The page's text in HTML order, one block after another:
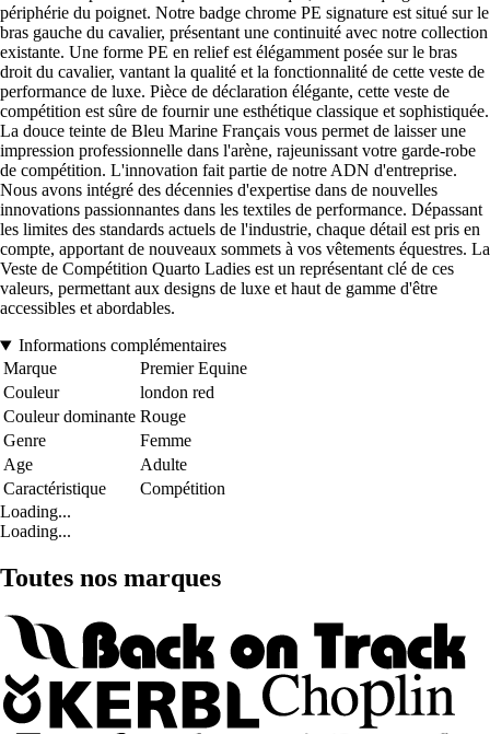
périphérie du poignet. Notre badge chrome PE signature est situé sur le
bras gauche du cavalier, présentant une continuité avec notre collection
existante. Une forme PE en relief est élégamment posée sur le bras
droit du cavalier, vantant la qualité et la fonctionnalité de cette veste de
performance de luxe. Pièce de déclaration élégante, cette veste de
compétition est sûre de fournir une esthétique classique et sophistiquée.
La douce teinte de Bleu Marine Français vous permet de laisser une
impression professionnelle dans l'arène, rajeunissant votre garde-robe
de compétition. L'innovation fait partie de notre ADN d'entreprise.
Nous avons intégré des décennies d'expertise dans de nouvelles
innovations passionnantes dans les textiles de performance. Dépassant
les limites des standards actuels de l'industrie, chaque détail est pris en
compte, apportant de nouveaux sommets à vos vêtements équestres. La
Veste de Compétition Quarto Ladies est un représentant clé de ces
valeurs, permettant aux designs de luxe et haut de gamme d'être
accessibles et abordables.
Informations complémentaires
Marque
Premier Equine
Couleur
london red
Couleur dominante Rouge
Genre
Femme
Age
Adulte
Caractéristique
Compétition
Loading...
Loading...
Toutes nos marques